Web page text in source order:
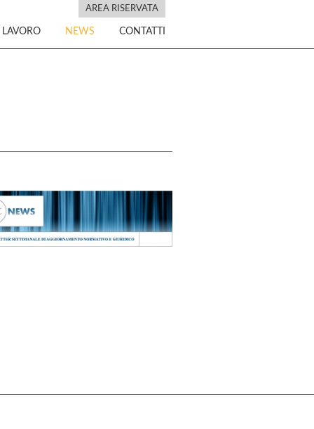
AREA RISERVATA
NEWS CONTATTI